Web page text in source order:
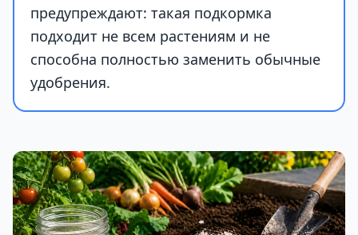
предупреждают: такая подкормка
подходит не всем растениям и не
способна полностью заменить обычные
удобрения.